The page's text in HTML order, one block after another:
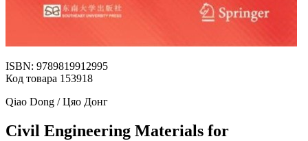
ISBN: 9789819912995
Код товара 153918
Qiao Dong / Цяо Донг
Civil Engineering Materials for